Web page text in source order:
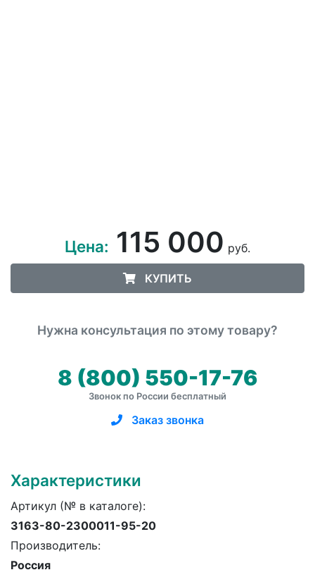
Цена: 115 000 руб.
КУПИТЬ
Нужна консультация по этому товару?
8 (800) 550-17-76
Звонок по России бесплатный
Заказ звонка
Характеристики
Артикул (№ в каталоге):
3163-80-2300011-95-20
Производитель:
Россия